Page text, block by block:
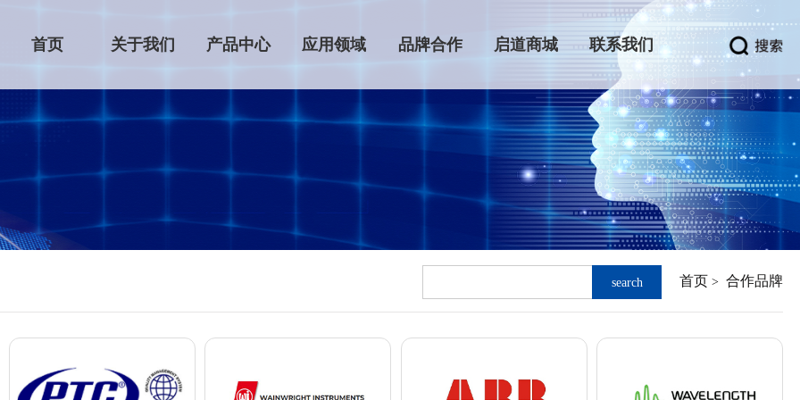
首页 关于我们 产品中心 应用领域 品牌合作 启道商城 联系我们
首页 > 合作品牌
search